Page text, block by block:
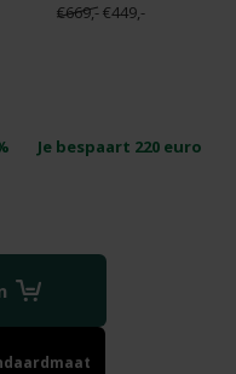
€669,-€449,-
Je bespaart 220euro